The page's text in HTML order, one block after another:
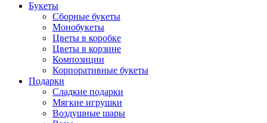
Букеты
Сборные букеты
Монобукеты
Цветы в коробке
Цветы в корзине
Композиции
Корпоративные букеты
Подарки
Сладкие подарки
Мягкие игрушки
Воздушные шары